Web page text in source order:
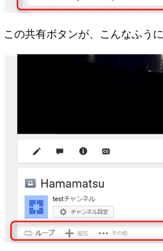
この共有ボタンが、こんなふうに